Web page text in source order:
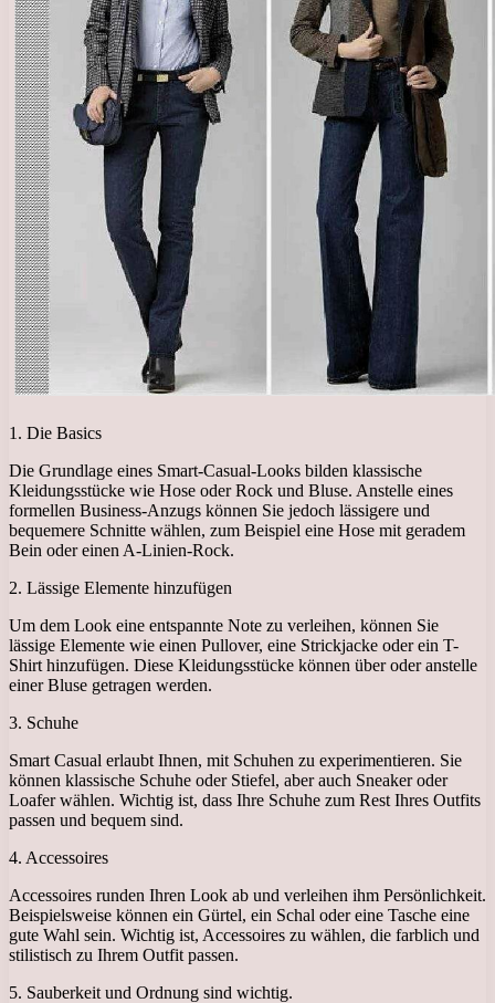
1. Die Basics
Die Grundlage eines Smart-Casual-Looks bilden klassische
Kleidungsstücke wie Hose oder Rock und Bluse. Anstelle eines
formellen Business-Anzugs können Sie jedoch lässigere und
bequemere Schnitte wählen, zum Beispiel eine Hose mit geradem
Bein oder einen A-Linien-Rock.
2. Lässige Elemente hinzufügen
Um dem Look eine entspannte Note zu verleihen, können Sie
lässige Elemente wie einen Pullover, eine Strickjacke oder ein T-
Shirt hinzufügen. Diese Kleidungsstücke können über oder anstelle
einer Bluse getragen werden.
3. Schuhe
Smart Casual erlaubt Ihnen, mit Schuhen zu experimentieren. Sie
können klassische Schuhe oder Stiefel, aber auch Sneaker oder
Loafer wählen. Wichtig ist, dass Ihre Schuhe zum Rest Ihres Outfits
passen und bequem sind.
4. Accessoires
Accessoires runden Ihren Look ab und verleihen ihm Persönlichkeit.
Beispielsweise können ein Gürtel, ein Schal oder eine Tasche eine
gute Wahl sein. Wichtig ist, Accessoires zu wählen, die farblich und
stilistisch zu Ihrem Outfit passen.
5. Sauberkeit und Ordnung sind wichtig.